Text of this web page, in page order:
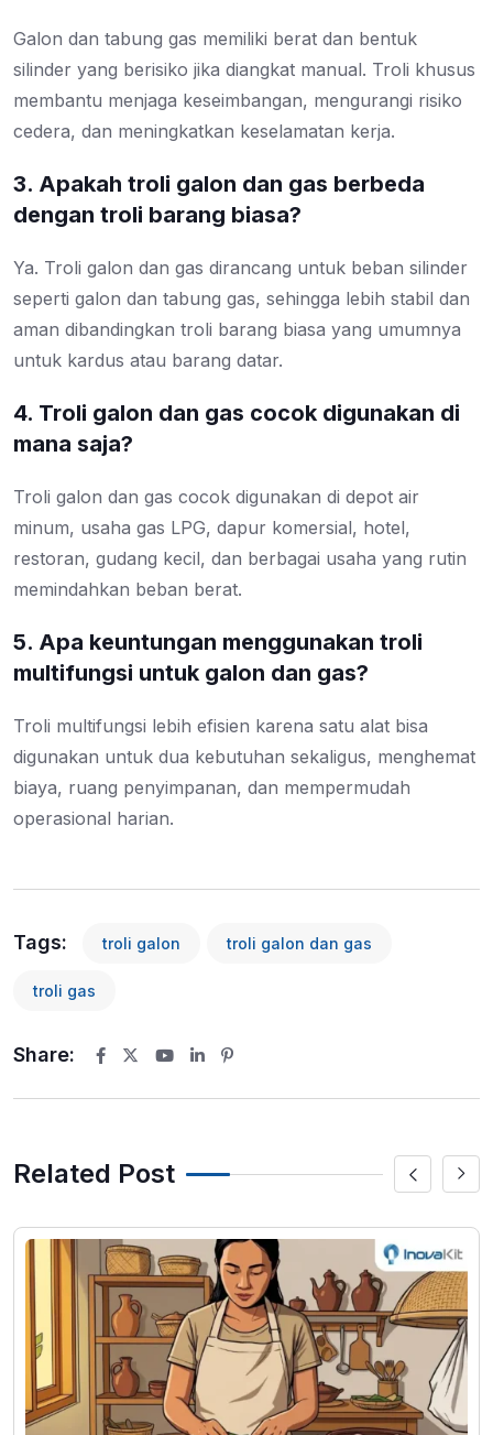
Galon dan tabung gas memiliki berat dan bentuk
silinder yang berisiko jika diangkat manual. Troli khusus
membantu menjaga keseimbangan, mengurangi risiko
cedera, dan meningkatkan keselamatan kerja.
3. Apakah troli galon dan gas berbeda
dengan troli barang biasa?
Ya. Troli galon dan gas dirancang untuk beban silinder
seperti galon dan tabung gas, sehingga lebih stabil dan
aman dibandingkan troli barang biasa yang umumnya
untuk kardus atau barang datar.
4. Troli galon dan gas cocok digunakan di
mana saja?
Troli galon dan gas cocok digunakan di depot air
minum, usaha gas LPG, dapur komersial, hotel,
restoran, gudang kecil, dan berbagai usaha yang rutin
memindahkan beban berat.
5. Apa keuntungan menggunakan troli
multifungsi untuk galon dan gas?
Troli multifungsi lebih efisien karena satu alat bisa
digunakan untuk dua kebutuhan sekaligus, menghemat
biaya, ruang penyimpanan, dan mempermudah
operasional harian.
Tags: troli galon troli galon dan gas
troli gas
Share:
Youtube
LinkedIn
Related Post